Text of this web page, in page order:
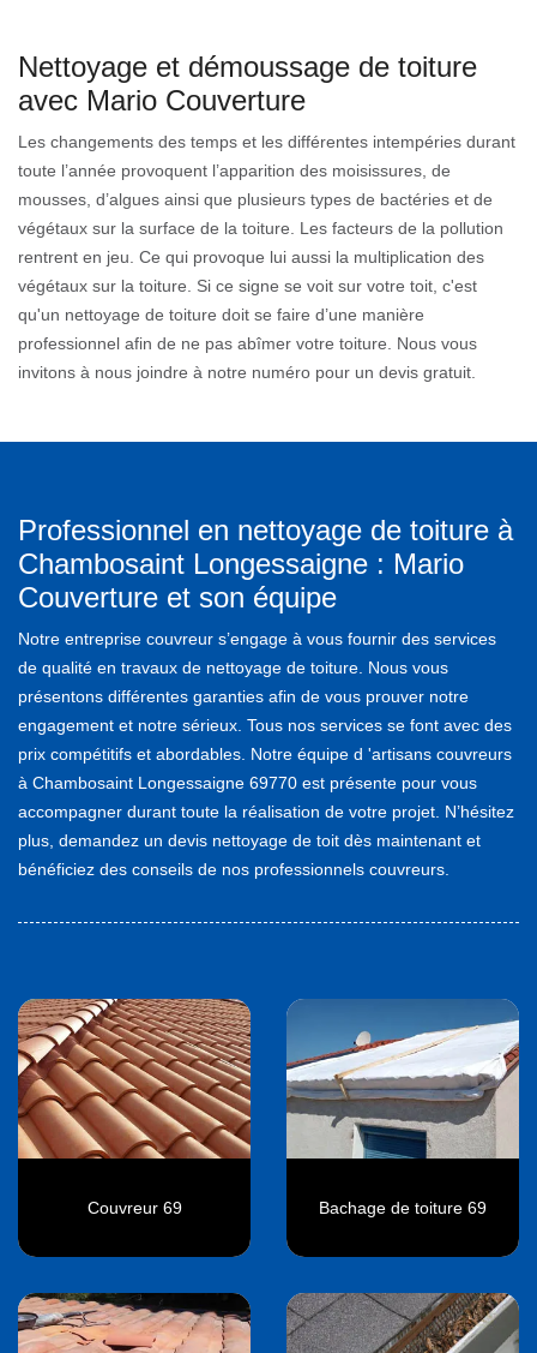
Nettoyage et démoussage de toiture
avec Mario Couverture
Les changements des temps et les différentes intempéries durant
toute l’année provoquent l’apparition des moisissures, de
mousses, d’algues ainsi que plusieurs types de bactéries et de
végétaux sur la surface de la toiture. Les facteurs de la pollution
rentrent en jeu. Ce qui provoque lui aussi la multiplication des
végétaux sur la toiture. Si ce signe se voit sur votre toit, c'est
qu'un nettoyage de toiture doit se faire d’une manière
professionnel afin de ne pas abîmer votre toiture. Nous vous
invitons à nous joindre à notre numéro pour un devis gratuit.
Professionnel en nettoyage de toiture à
Chambosaint Longessaigne : Mario
Couverture et son équipe
Notre entreprise couvreur s’engage à vous fournir des services
de qualité en travaux de nettoyage de toiture. Nous vous
présentons différentes garanties afin de vous prouver notre
engagement et notre sérieux. Tous nos services se font avec des
prix compétitifs et abordables. Notre équipe d 'artisans couvreurs
à Chambosaint Longessaigne 69770 est présente pour vous
accompagner durant toute la réalisation de votre projet. N’hésitez
plus, demandez un devis nettoyage de toit dès maintenant et
bénéficiez des conseils de nos professionnels couvreurs.
Couvreur 69 Bachage de toiture 69